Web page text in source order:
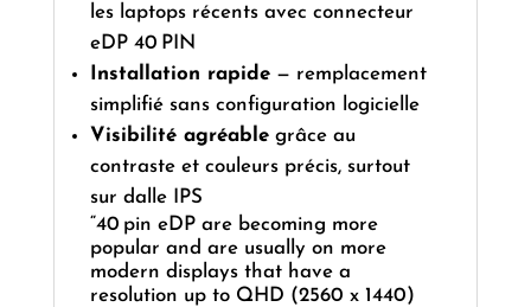
les laptops récents avec connecteur
eDP 40 PIN
Installation rapide— remplacement
simplifié sans configuration logicielle
Visibilité agréablegrâce au
contraste et couleurs précis, surtout
sur dalle IPS
“40 pin eDP are becoming more
popular and are usually on more
modern displays that have a
resolution up to QHD (2560 x 1440)